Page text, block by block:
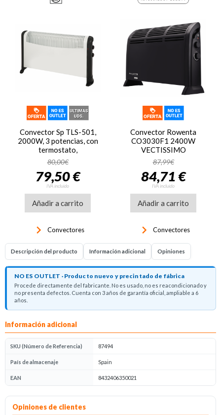
Convector Sp TLS-501,
2000W, 3 potencias, con
termostato,
ref. 5226832600, blanco
y negro
80,00€
79,50 €
IVA incluido
Añadir a carrito
keyboard_arrow_right Convectores
Convector Rowenta
CO3030F1 2400W
VECTISSIMO
87,99€
84,71 €
IVA incluido
Añadir a carrito
keyboard_arrow_right Convectores
Descripción del producto Información adicional Opiniones
NO ES OUTLET · Producto nuevo y precintado de fábrica
Procede directamente del fabricante. No es usado, no es reacondicionado y
no presenta defectos. Cuenta con 3 años de garantía oficial, ampliable a 6
años.
Descripción del producto
Información adicional
SKU (Número de Referencia) 87494
País de almacenaje Spain
EAN 8432406350021
Opiniones
Opiniones de clientes